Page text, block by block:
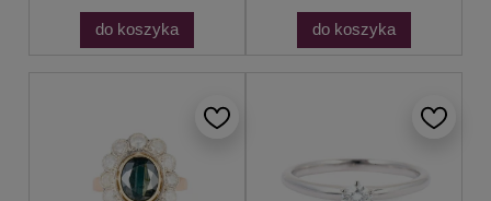
do koszyka do koszyka